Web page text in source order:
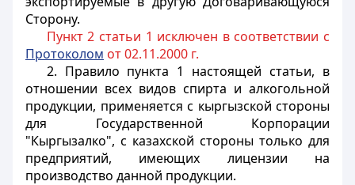
Сторону.
Пункт 2 статьи 1 исключен в соответствии с
Протоколом от 02.11.2000 г.
2. Правило пункта 1 настоящей статьи, в
отношении всех видов спирта и алкогольной
продукции, применяется с кыргызской стороны
для Государственной Корпорации
"Кыргызалко", с казахской стороны только для
предприятий, имеющих лицензии на
производство данной продукции.